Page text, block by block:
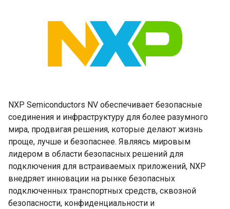
NXP Semiconductors NV обеспечивает безопасные
соединения и инфраструктуру для более разумного
мира, продвигая решения, которые делают жизнь
проще, лучше и безопаснее. Являясь мировым
лидером в области безопасных решений для
подключения для встраиваемых приложений, NXP
внедряет инновации на рынке безопасных
подключенных транспортных средств, сквозной
безопасности, конфиденциальности и